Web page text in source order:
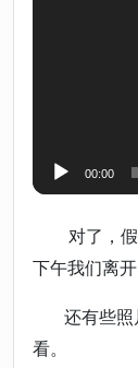
00:00
对了，假
下午我们离
还有些照
看。